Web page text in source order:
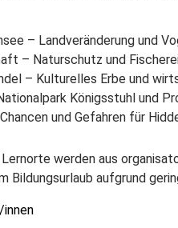
– Landveränderung und
– Naturschutz und
– Kulturelles Erbe und
Königsstuhl und
und Gefahren für
werden aus
Bildungsurlaub aufgrund